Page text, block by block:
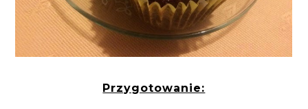
Przygotowanie: